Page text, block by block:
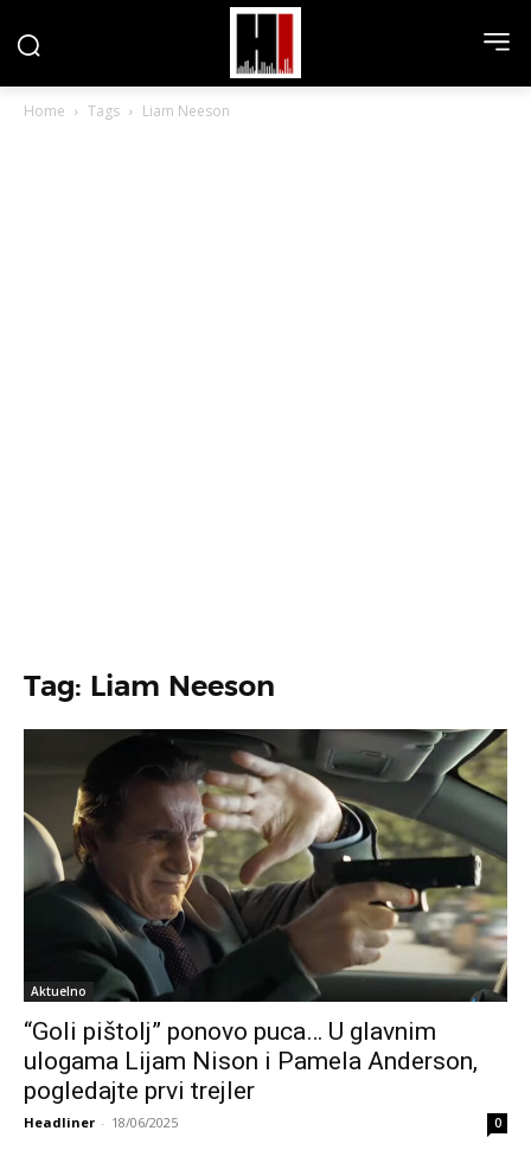
Home Tags Liam Neeson
Tag: Liam Neeson
Aktuelno
“Goli pištolj” ponovo puca… U glavnim
ulogama Lijam Nison i Pamela Anderson,
pogledajte prvi trejler
Headliner - 18/06/2025 0